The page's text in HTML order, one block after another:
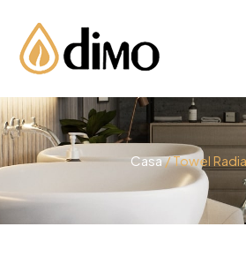
Casa/ Towel